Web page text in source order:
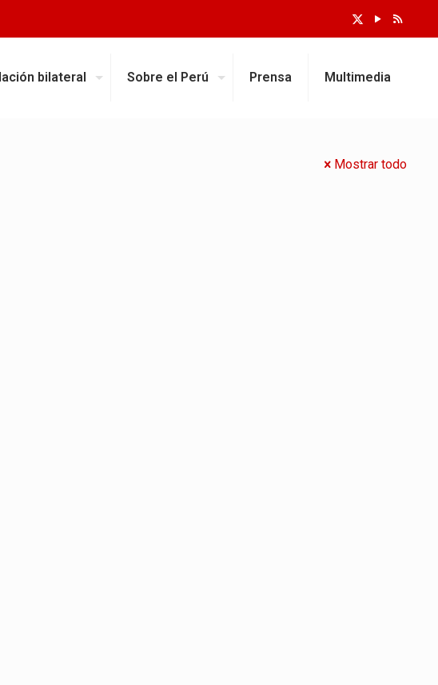
bilateral Sobre el Perú Prensa Multimedia
Mostrar todo